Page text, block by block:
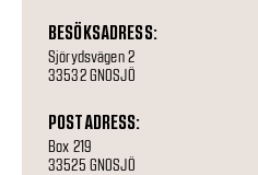
BESÖKSADRESS:
Sjörydsvägen 2
33532 GNOSJÖ
POSTADRESS:
Box 219
33525 GNOSJÖ